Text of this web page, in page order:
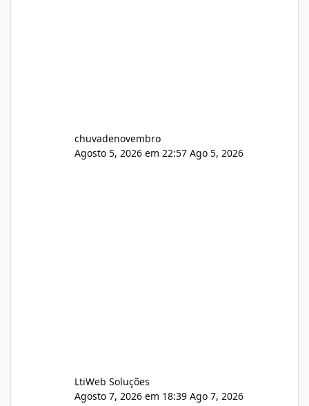
chuvadenovembro
Agosto 5, 2026 em 22:57 Ago 5, 2026
LtiWeb Soluções
Agosto 7, 2026 em 18:39 Ago 7, 2026